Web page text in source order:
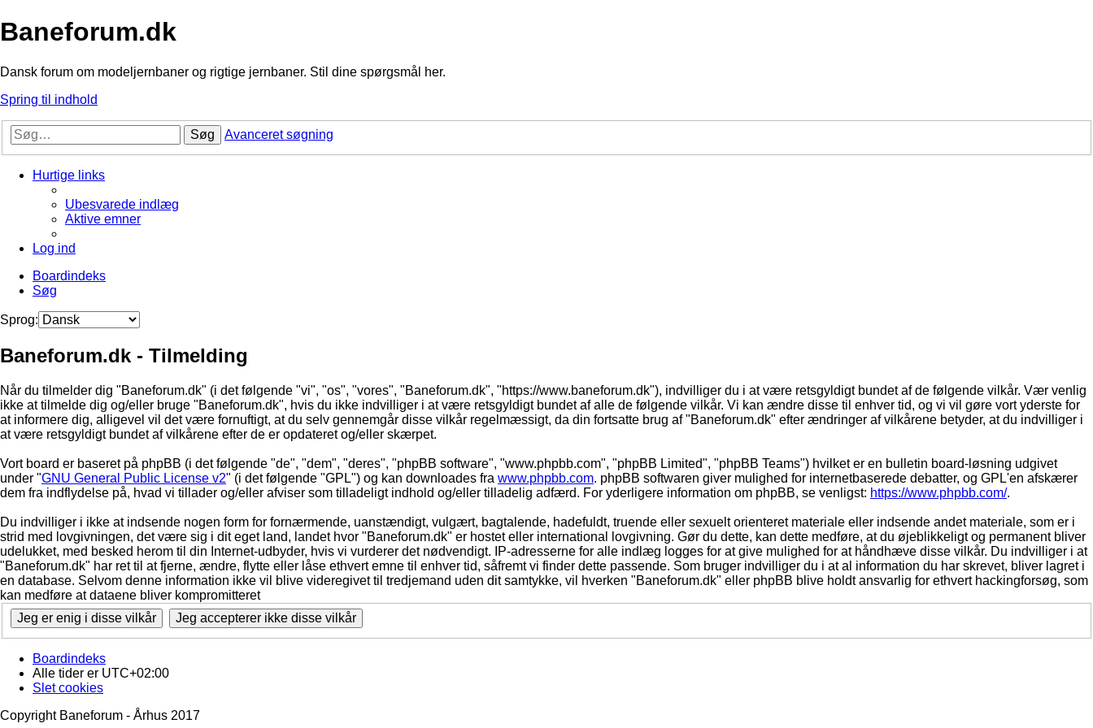
Baneforum.dk
Dansk forum om modeljernbaner og rigtige jernbaner. Stil dine spørgsmål her.
Spring til indhold
Søg Avanceret søgning
Hurtige links
Ubesvarede indlæg
Aktive emner
Log ind
Boardindeks
Søg
Sprog:
Baneforum.dk - Tilmelding
Når du tilmelder dig "Baneforum.dk" (i det følgende "vi", "os", "vores", "Baneforum.dk", "https://www.baneforum.dk"), indvilliger du i at være retsgyldigt bundet af de følgende vilkår. Vær venlig
ikke at tilmelde dig og/eller bruge "Baneforum.dk", hvis du ikke indvilliger i at være retsgyldigt bundet af alle de følgende vilkår. Vi kan ændre disse til enhver tid, og vi vil gøre vort yderste for
at informere dig, alligevel vil det være fornuftigt, at du selv gennemgår disse vilkår regelmæssigt, da din fortsatte brug af "Baneforum.dk" efter ændringer af vilkårene betyder, at du indvilliger i
at være retsgyldigt bundet af vilkårene efter de er opdateret og/eller skærpet.
Vort board er baseret på phpBB (i det følgende "de", "dem", "deres", "phpBB software", "www.phpbb.com", "phpBB Limited", "phpBB Teams") hvilket er en bulletin board-løsning udgivet
under "GNU General Public License v2" (i det følgende "GPL") og kan downloades fra www.phpbb.com. phpBB softwaren giver mulighed for internetbaserede debatter, og GPL'en afskærer
dem fra indflydelse på, hvad vi tillader og/eller afviser som tilladeligt indhold og/eller tilladelig adfærd. For yderligere information om phpBB, se venligst: https://www.phpbb.com/.
Du indvilliger i ikke at indsende nogen form for fornærmende, uanstændigt, vulgært, bagtalende, hadefuldt, truende eller sexuelt orienteret materiale eller indsende andet materiale, som er i
strid med lovgivningen, det være sig i dit eget land, landet hvor "Baneforum.dk" er hostet eller international lovgivning. Gør du dette, kan dette medføre, at du øjeblikkeligt og permanent bliver
udelukket, med besked herom til din Internet-udbyder, hvis vi vurderer det nødvendigt. IP-adresserne for alle indlæg logges for at give mulighed for at håndhæve disse vilkår. Du indvilliger i at
"Baneforum.dk" har ret til at fjerne, ændre, flytte eller låse ethvert emne til enhver tid, såfremt vi finder dette passende. Som bruger indvilliger du i at al information du har skrevet, bliver lagret i
en database. Selvom denne information ikke vil blive videregivet til tredjemand uden dit samtykke, vil hverken "Baneforum.dk" eller phpBB blive holdt ansvarlig for ethvert hackingforsøg, som
kan medføre at dataene bliver kompromitteret
Boardindeks
Alle tider er UTC+02:00
Slet cookies
Copyright Baneforum - Århus 2017